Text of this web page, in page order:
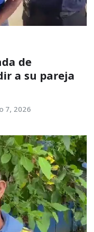
de
a su pareja
7, 2026